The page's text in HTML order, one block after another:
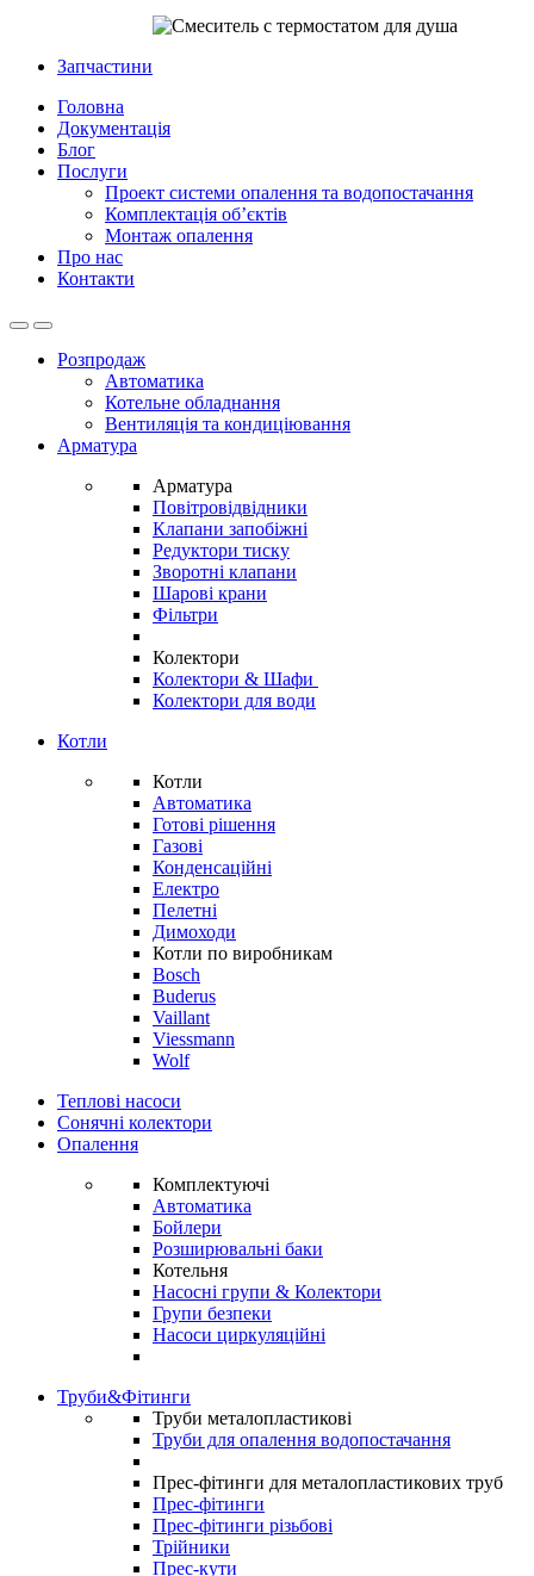
Запчастини
Головна
Документація
Блог
Послуги
Проект системи опалення та водопостачання
Комплектація об’єктів
Монтаж опалення
Про нас
Контакти
OpenClose
Розпродаж
Автоматика
Котельне обладнання
Вентиляція та кондиціювання
Арматура
Арматура
Повітровідвідники
Клапани запобіжні
Редуктори тиску
Зворотні клапани
Шарові крани
Фільтри
Колектори
Колектори & Шафи
Колектори для води
Котли
Котли
Автоматика
Готові рішення
Газові
Конденсаційні
Електро
Пелетні
Димоходи
Котли по виробникам
Bosch
Buderus
Vaillant
Viessmann
Wolf
Теплові насоси
Сонячні колектори
Опалення
Комплектуючі
Автоматика
Бойлери
Розширювальні баки
Котельня
Насосні групи & Колектори
Групи безпеки
Насоси циркуляційні
Труби&Фітинги
Труби металопластикові
Труби для опалення водопостачання
Прес-фітинги для металопластикових труб
Прес-фітинги
Прес-фітинги різьбові
Трійники
Прес-кути